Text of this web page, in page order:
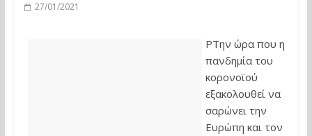
27/01/2021
PΤην ώρα που η
πανδημία του
κορονοϊού
εξακολουθεί να
σαρώνει την
Ευρώπη και τον